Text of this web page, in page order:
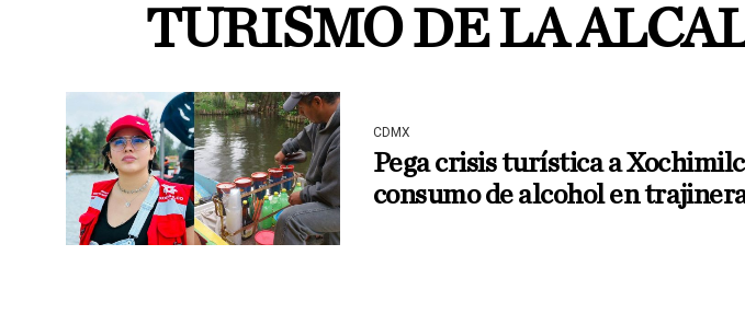
TURISMO DE LA
CDMX
Pega crisis turística a
consumo de alcohol en